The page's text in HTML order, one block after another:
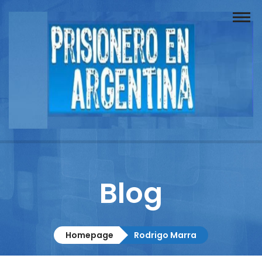
Buscador
Documentos
Columnistas
Contacto
Blog
Homepage Rodrigo Marra